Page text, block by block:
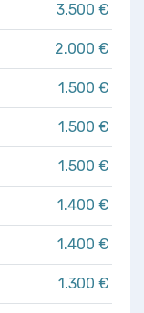
3.500 €
2.000 €
1.500 €
1.500 €
1.500 €
1.400 €
1.400 €
1.300 €